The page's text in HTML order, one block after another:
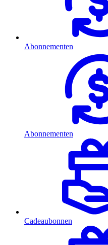
Abonnementen
Abonnementen
Cadeaubonnen